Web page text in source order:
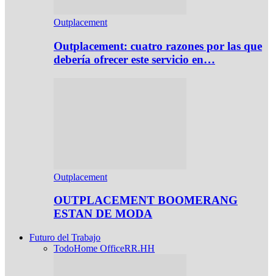
Outplacement
Outplacement: cuatro razones por las que
debería ofrecer este servicio en…
Outplacement
OUTPLACEMENT BOOMERANG
ESTAN DE MODA
Futuro del Trabajo
TodoHome OfficeRR.HH